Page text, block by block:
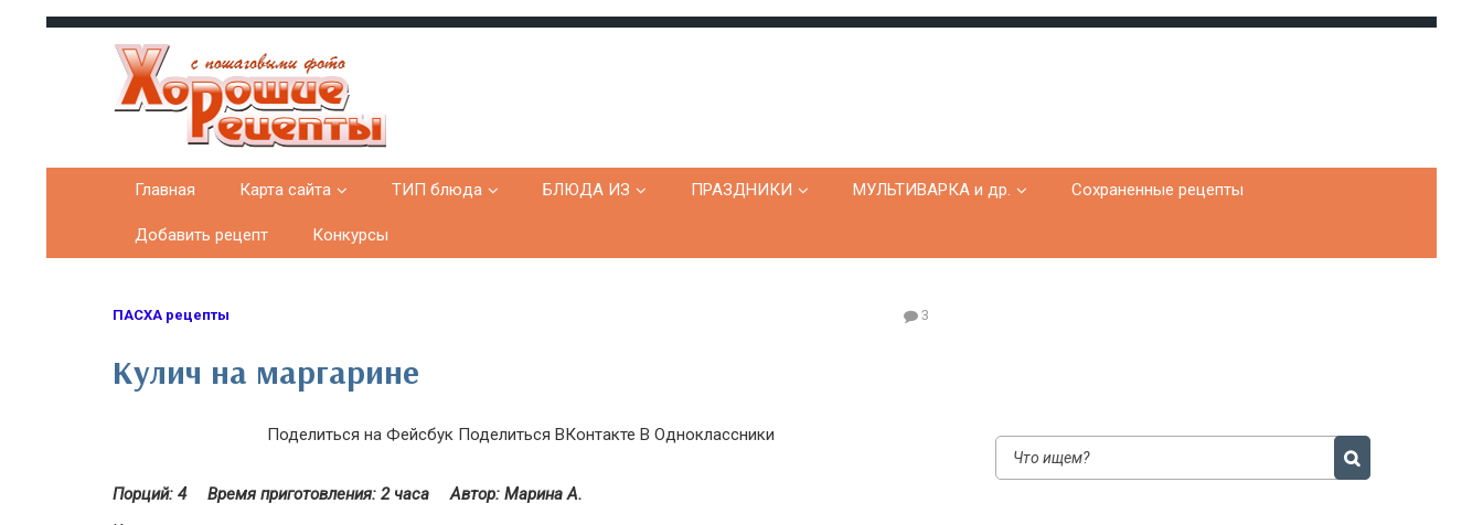
Хорошие рецепты
домашних блюд с фото
Главная Карта сайта ТИП блюда БЛЮДА ИЗ ПРАЗДНИКИ МУЛЬТИВАРКА и др. Сохраненные рецепты
Добавить рецепт Конкурсы
ПАСХА рецепты 3
Кулич на маргарине
Поделиться на Фейсбук Поделиться ВКонтакте В Одноклассники
Порций: 4 Время приготовления: 2 часа
Автор: Марина А.